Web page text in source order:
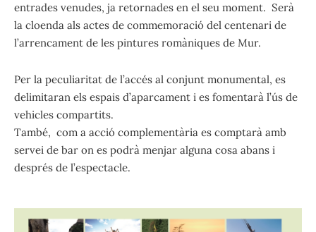
entrades venudes, ja retornades en el seu moment. Serà
la cloenda als actes de commemoració del centenari de
l’arrencament de les pintures romàniques de Mur.
Per la peculiaritat de l’accés al conjunt monumental, es
delimitaran els espais d’aparcament i es fomentarà l’ús de
vehicles compartits.
També, com a acció complementària es comptarà amb
servei de bar on es podrà menjar alguna cosa abans i
després de l’espectacle.